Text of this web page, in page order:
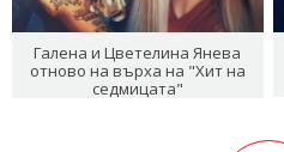
Галена и Цветелина Янева
отново на върха на "Хит на
седмицата"